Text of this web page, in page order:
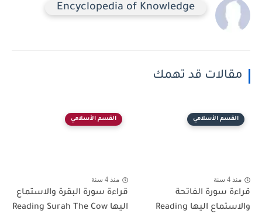
Encyclopedia of Knowledge
مقالات قد تهمك
القسم الأسلامي
منذ 4 سنة
قراءة سورة الفاتحة
والاستماع اليها Reading
القسم الأسلامي
منذ 4 سنة
قراءة سورة البقرة والاستماع
اليها Reading Surah The Cow